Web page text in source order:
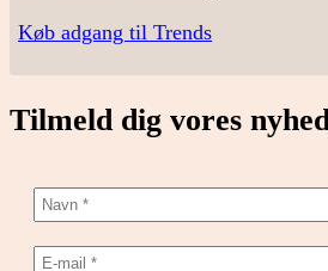
Køb adgang til Trends
Tilmeld dig vores